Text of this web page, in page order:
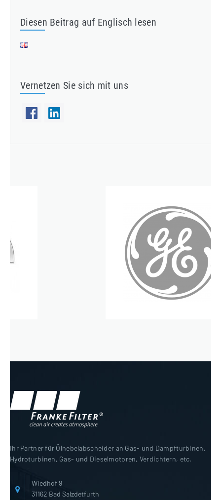
Diesen Beitrag auf Englisch lesen
Vernetzen Sie sich mit uns
Ihr Partner für Ölnebelabscheider an Gas- und Dampfturbinen,
Hydroturbinen, Gas- und Dieselmotoren, Verdichtern, etc.
Wiedhof 9
31162 Bad Salzdetfurth